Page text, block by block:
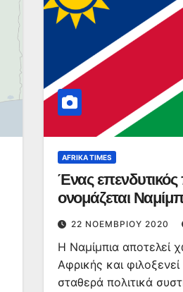
AFRIKA TIMES
Ένας
ονομάζεται
22 ΝΟΕΜΒΡΊΟΥ 2020
Η Ναμίμπια αποτελεί
Αφρικής και
σταθερά πολιτικά